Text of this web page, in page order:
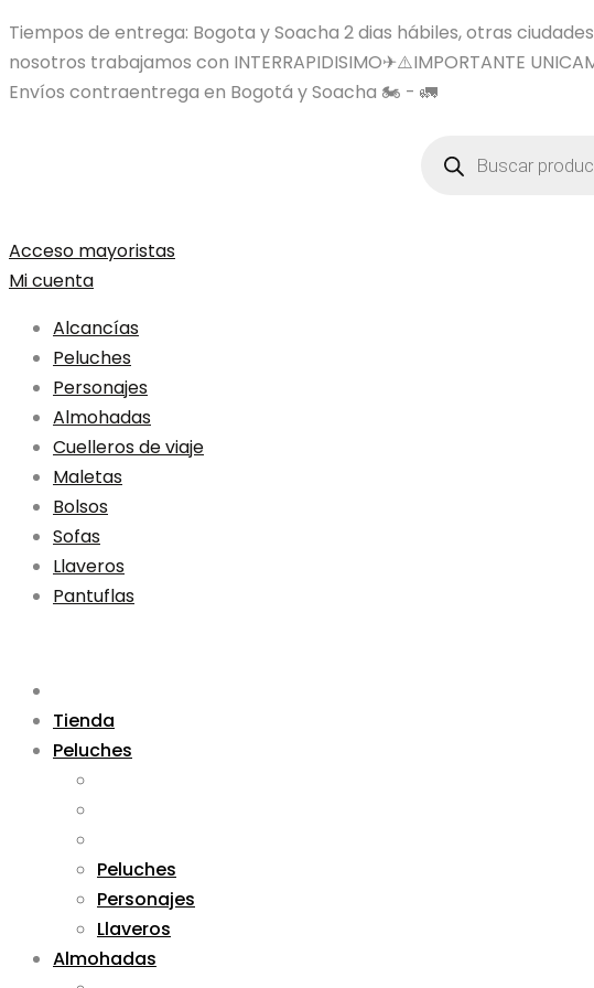
Tiempos de entrega: Bogota y Soacha 2 dias hábiles, otras
nosotros trabajamos con INTERRAPIDISIMO✈⚠️IMPORTANTE
Envíos contraentrega en Bogotá y Soacha 🏍️ - 🚛
productos
Acceso mayoristas
Mi cuenta
Alcancías
Peluches
Personajes
Almohadas
Cuelleros de viaje
Maletas
Bolsos
Sofas
Llaveros
Pantuflas
Tienda
Peluches
Peluches
Personajes
Llaveros
Almohadas